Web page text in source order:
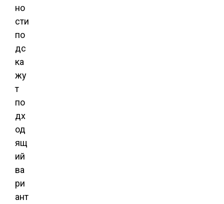
но
сти
по
дс
ка
жу
т
по
дх
од
ящ
ий
ва
ри
ант